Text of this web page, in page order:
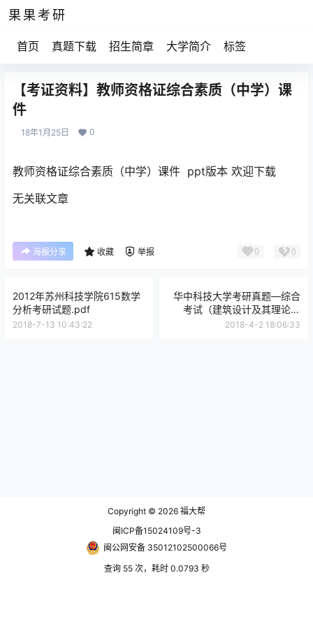
果果考研
首页 真题下载 招生简章 大学简介 标签
【考证资料】教师资格证综合素质（中学）课
件
18年1月25日 0
教师资格证综合素质（中学）课件 ppt版本 欢迎下载
无关联文章
海报分享 收藏 举报 0 0
2012年苏州科技学院615数学
分析考研试题.pdf
2018-7-13 10:43:22
华中科技大学考研真题—综合
考试（建筑设计及其理论专
业）2002 (第1种).pdf
2018-4-2 18:06:33
Copyright © 2026 福大帮
闽ICP备15024109号-3
闽公网安备 35012102500066号
查询 55 次，耗时 0.0793 秒